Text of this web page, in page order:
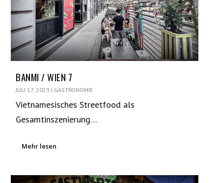
BANMI / WIEN 7
JULI 17, 2023 | GASTRONOMIE
Vietnamesisches Streetfood als
Gesamtinszenierung…
Mehr lesen